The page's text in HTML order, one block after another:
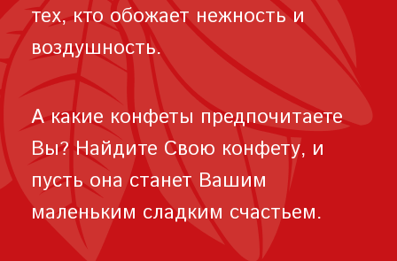
тех, кто обожает нежность и
воздушность.
А какие конфеты предпочитаете
Вы? Найдите Свою конфету, и
пусть она станет Вашим
маленьким сладким счастьем.